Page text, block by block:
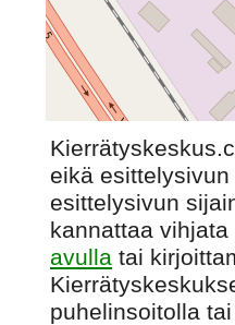
eikä
esittelysivun
kannattaa
avulla tai
puhelinsoitolla